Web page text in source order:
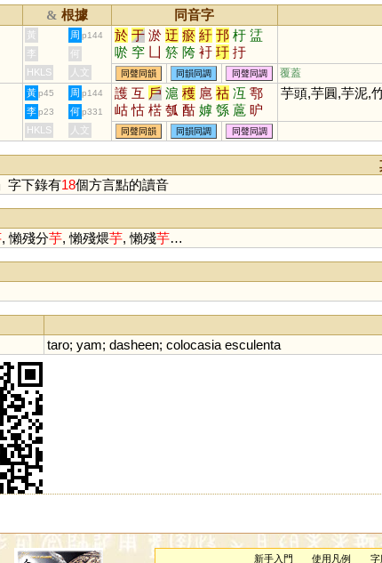
& 根據 同音字
黃 周 p144 於 于 淤 迂 瘀 紆 邘 杅 盓
唹 穻 箊 陓 衧 玗 扜
李
何
HKLS
人文 同聲同韻 同韻同調 同聲同調 覆蓋
黃 p45 周 p144 護 互 戶 滬 穫 扈 祜 冱 鄠
岵 怙 楛 瓠 酤 嫭 綔 蔰 昈
熩 雽 槴 婟 濩 頀 韄 臒 嫮
芐 枑 沍
芋頭,芋圓,芋泥,
李 p23 何 p331
HKLS 人文 同聲同韻 同韻同調 同聲同調
字下錄有18個方言點的讀音
, 懶殘分芋, 懶殘煨芋, 懶殘芋…
taro; yam; dasheen; colocasia esculenta
新手入門 使用凡例 字